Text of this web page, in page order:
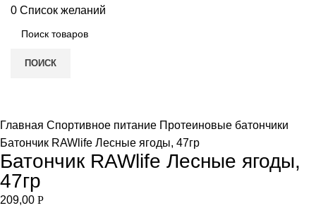
0 Список желаний
ПОИСК
Главная Спортивное питание Протеиновые батончики
Батончик RAWlife Лесные ягоды, 47гр
Батончик RAWlife Лесные ягоды,
47гр
209,00 Р